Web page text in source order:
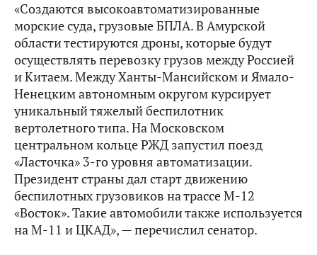
«Создаются высокоавтоматизированные
морские суда, грузовые БПЛА. В Амурской
области тестируются дроны, которые будут
осуществлять перевозку грузов между Россией
и Китаем. Между Ханты-Мансийском и Ямало-
Ненецким автономным округом курсирует
уникальный тяжелый беспилотник
вертолетного типа. На Московском
центральном кольце РЖД запустил поезд
«Ласточка» 3-го уровня автоматизации.
Президент страны дал старт движению
беспилотных грузовиков на трассе М-12
«Восток». Такие автомобили также используется
на М-11 и ЦКАД», — перечислил сенатор.